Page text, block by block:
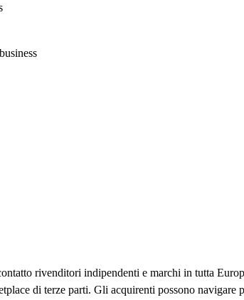
rivenditori indipendenti e marchi in tutta
di terze parti. Gli acquirenti possono navigare